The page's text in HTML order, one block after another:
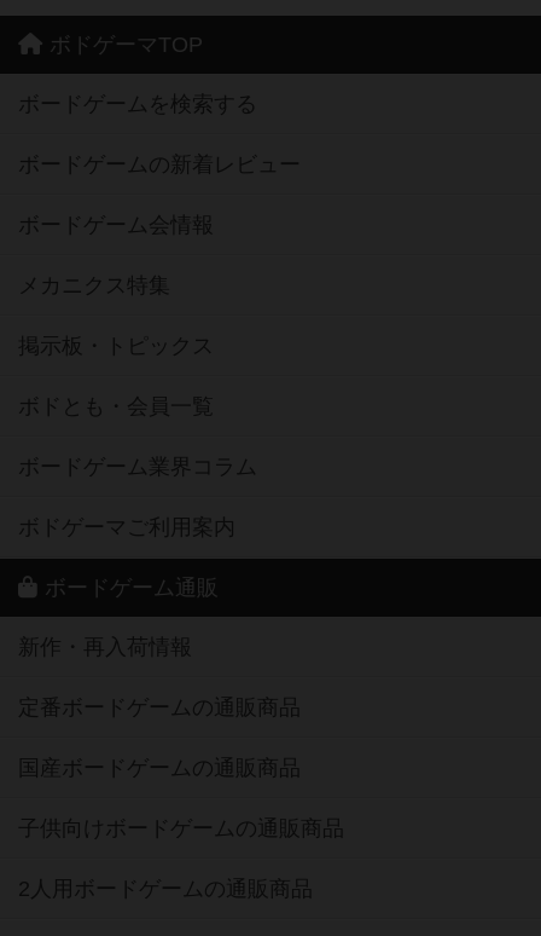
ボドゲーマTOP
ボードゲームを検索する
ボードゲームの新着レビュー
ボードゲーム会情報
メカニクス特集
掲示板・トピックス
ボドとも・会員一覧
ボードゲーム業界コラム
ボドゲーマご利用案内
ボードゲーム通販
新作・再入荷情報
定番ボードゲームの通販商品
国産ボードゲームの通販商品
子供向けボードゲームの通販商品
2人用ボードゲームの通販商品